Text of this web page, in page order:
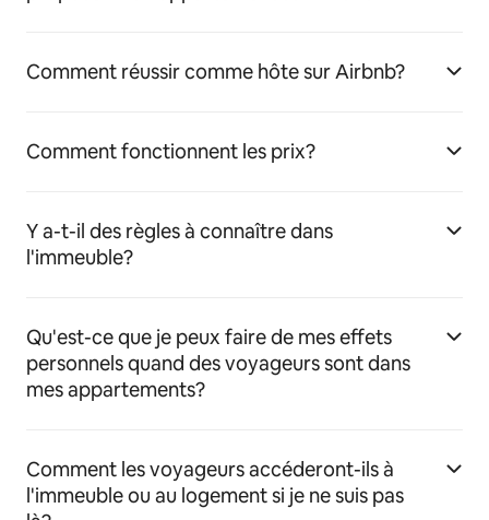
Comment réussir comme hôte sur Airbnb?
Comment fonctionnent les prix?
Y a-t-il des règles à connaître dans
l'immeuble?
Qu'est-ce que je peux faire de mes effets
personnels quand des voyageurs sont dans
mes appartements?
Comment les voyageurs accéderont-ils à
l'immeuble ou au logement si je ne suis pas